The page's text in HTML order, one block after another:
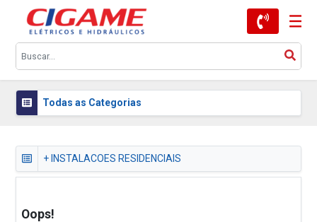
Todas as Categorias
+ INSTALACOES RESIDENCIAIS
Oops!